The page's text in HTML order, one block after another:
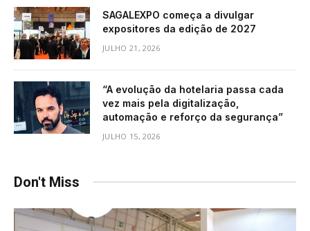
SAGALEXPO começa a divulgar
expositores da edição de 2027
JULHO 21, 2026
“A evolução da hotelaria passa cada
vez mais pela digitalização,
automação e reforço da segurança”
JULHO 15, 2026
Don't Miss